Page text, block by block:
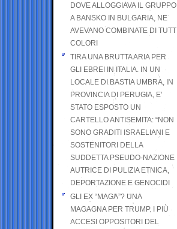
DOVE ALLOGGIAVA IL GRUPPO
A BANSKO IN BULGARIA, NE
AVEVANO COMBINATE DI TUTTI
COLORI
TIRA UNA BRUTTA ARIA PER
GLI EBREI IN ITALIA. IN UN
LOCALE DI BASTIA UMBRA, IN
PROVINCIA DI PERUGIA, E’
STATO ESPOSTO UN
CARTELLO ANTISEMITA: “NON
SONO GRADITI ISRAELIANI E
SOSTENITORI DELLA
SUDDETTA PSEUDO-NAZIONE
AUTRICE DI PULIZIA ETNICA,
DEPORTAZIONE E GENOCIDI
GLI EX “MAGA”? UNA
MAGAGNA PER TRUMP. I PIÙ
ACCESI OPPOSITORI DEL